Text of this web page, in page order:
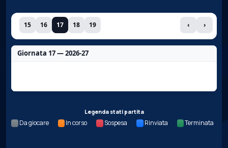
15 16 17 18 19 ‹ ›
Giornata 17 — 2026-27
Legenda stati partita
Da giocare In corso Sospesa Rinviata Terminata